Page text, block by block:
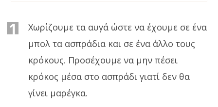
1
Χωρίζουμε τα αυγά ώστε να έχουμε σε ένα
μπολ τα ασπράδια και σε ένα άλλο τους
κρόκους. Προσέχουμε να μην πέσει
κρόκος μέσα στο ασπράδι γιατί δεν θα
γίνει μαρέγκα.